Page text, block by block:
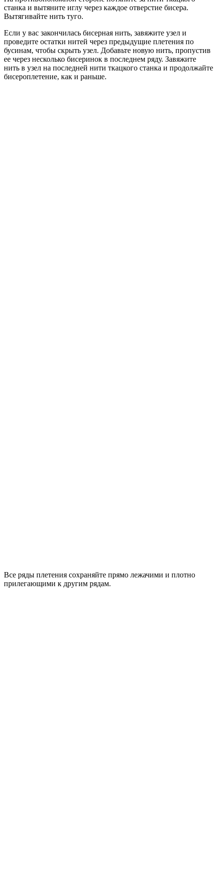
станка и вытяните иглу через каждое отверстие бисера.
Вытягивайте нить туго.
Если у вас закончилась бисерная нить, завяжите узел и
проведите остатки нитей через предыдущие плетения по
бусинам, чтобы скрыть узел. Добавьте новую нить, пропустив
ее через несколько бисеринок в последнем ряду. Завяжите
нить в узел на последней нити ткацкого станка и продолжайте
бисероплетение, как и раньше.
Все ряды плетения сохраняйте прямо лежачими и плотно
прилегающими к другим рядам.